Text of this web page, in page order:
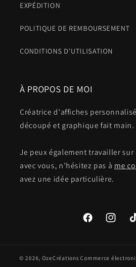
EXPÉDITION
POLITIQUE DE REMBOURSEMENT
CONDITIONS D'UTILISATION
À PROPOS DE MOI
Créatrice d'affiches
découpé et graphique fait main.
Je peux également travailler
avec vous, n'hésitez pas à me
avez une idée particulière.
FacebookInstagram
© 2026, OzeCréations Commerce